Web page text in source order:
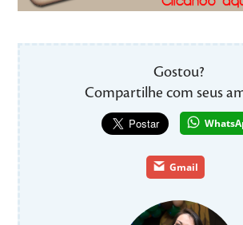
Gostou?
Compartilhe com seus
Gmail